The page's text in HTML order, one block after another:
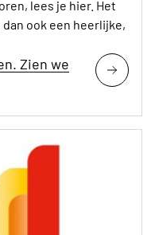
lees je hier. Het
ook een heerlijke,
Zien we